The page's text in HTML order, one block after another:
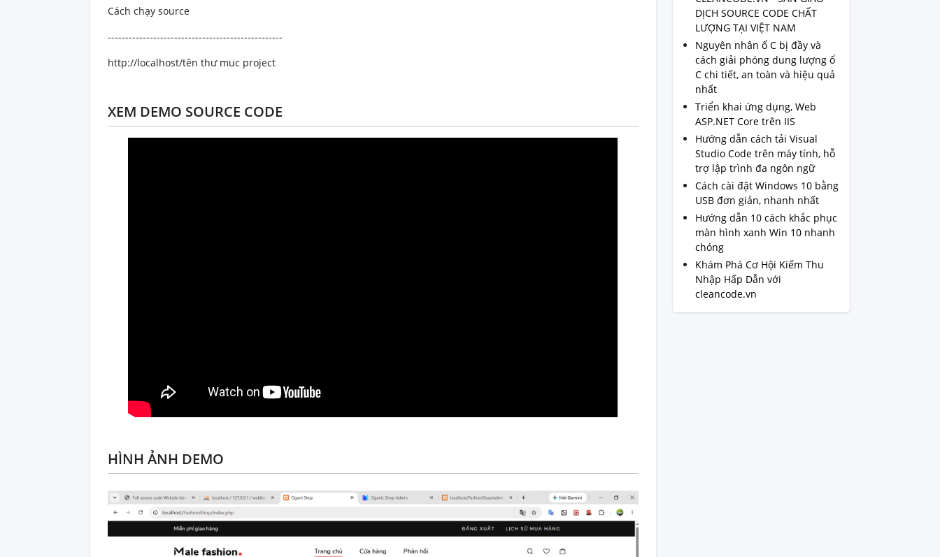
Cách chạy source
--------------------------------------------------
http://localhost/tên thư muc project
XEM DEMO SOURCE CODE
HÌNH ẢNH DEMO
DỊCH SOURCE CODE CHẤT
LƯỢNG TẠI VIỆT NAM
Nguyên nhân ổ C bị đầy và
cách giải phóng dung lượng ổ
C chi tiết, an toàn và hiệu quả
nhất
Triển khai ứng dụng, Web
ASP.NET Core trên IIS
Hướng dẫn cách tải Visual
Studio Code trên máy tính, hỗ
trợ lập trình đa ngôn ngữ
Cách cài đặt Windows 10 bằng
USB đơn giản, nhanh nhất
Hướng dẫn 10 cách khắc phục
màn hình xanh Win 10 nhanh
chóng
Khám Phá Cơ Hội Kiếm Thu
Nhập Hấp Dẫn với
cleancode.vn